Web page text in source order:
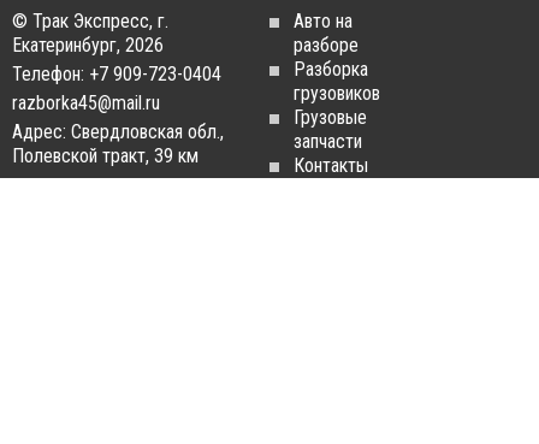
© Трак Экспресс, г.
Екатеринбург, 2026
Телефон: +7 909-723-0404
razborka45@mail.ru
Адрес: Свердловская обл.,
Полевской тракт, 39 км
Авто на
разборе
Разборка
грузовиков
Грузовые
запчасти
Контакты